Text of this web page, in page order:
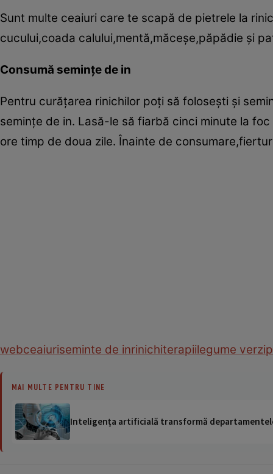
Sunt multe ceaiuri care te scapă de pietrele la
cucului,coada calului,mentă,măceşe,păpădie şi
Consumă seminţe de in
Pentru curăţarea rinichilor poţi să foloseşti şi
seminţe de in. Lasă-le să fiarbă cinci minute la
ore timp de doua zile. Înainte de
webceaiuriseminte de inrinichiterapiilegume verzi
MAI MULTE PENTRU TINE
Inteligența artificială transformă